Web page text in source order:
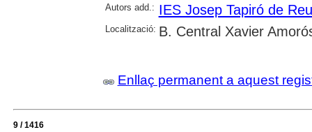
Autors add.: IES Josep Tapiró de
Localització: B. Central Xavier
Enllaç permanent a aquest
9 / 1416